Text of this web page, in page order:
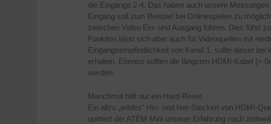
die Eingänge 2-4. Das haben auch unsere
Eingang soll zum Beispiel bei Onlinespielen zu
zwischen Video Ein- und Ausgang führen. Dies führt
Funktion lässt sich aber auch für Videoquellen mit
Eingangsempfindlichkeit von Kanal 1, sollte dieser bei
erhalten. Ebenso sollten die längsten HDMI-Kabel (>
werden.
Manchmal hilft nur ein Hard-Reset
Ein allzu „wildes“ Hin- und Her-Stecken von HDMI-
quittiert der ATEM Mini unserer Erfahrung nach